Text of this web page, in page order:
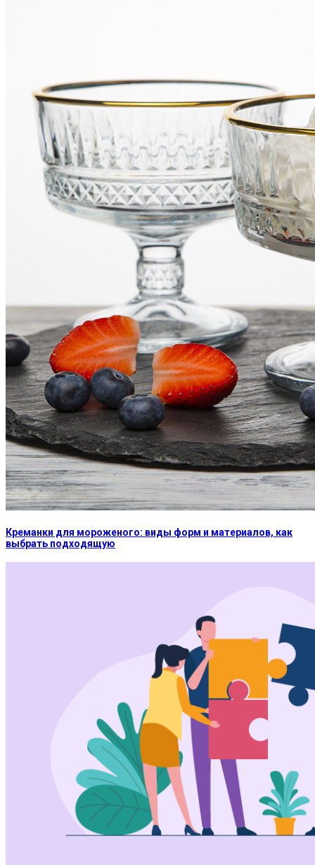
Креманки для мороженого: виды форм и материалов, как
выбрать подходящую